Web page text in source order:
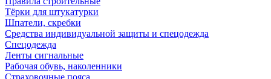
Тёрки для штукатурки
Шпатели, скребки
Средства индивидуальной защиты и спецодежда
Спецодежда
Ленты сигнальные
Рабочая обувь, наколенники
Страховочные пояса